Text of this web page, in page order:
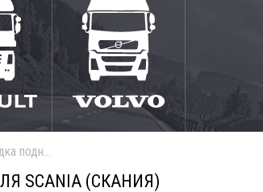
подножки верхн. лев. б/у
SCANIA (СКАНИЯ)